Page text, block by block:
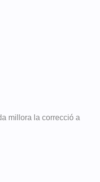
millora la correcció a